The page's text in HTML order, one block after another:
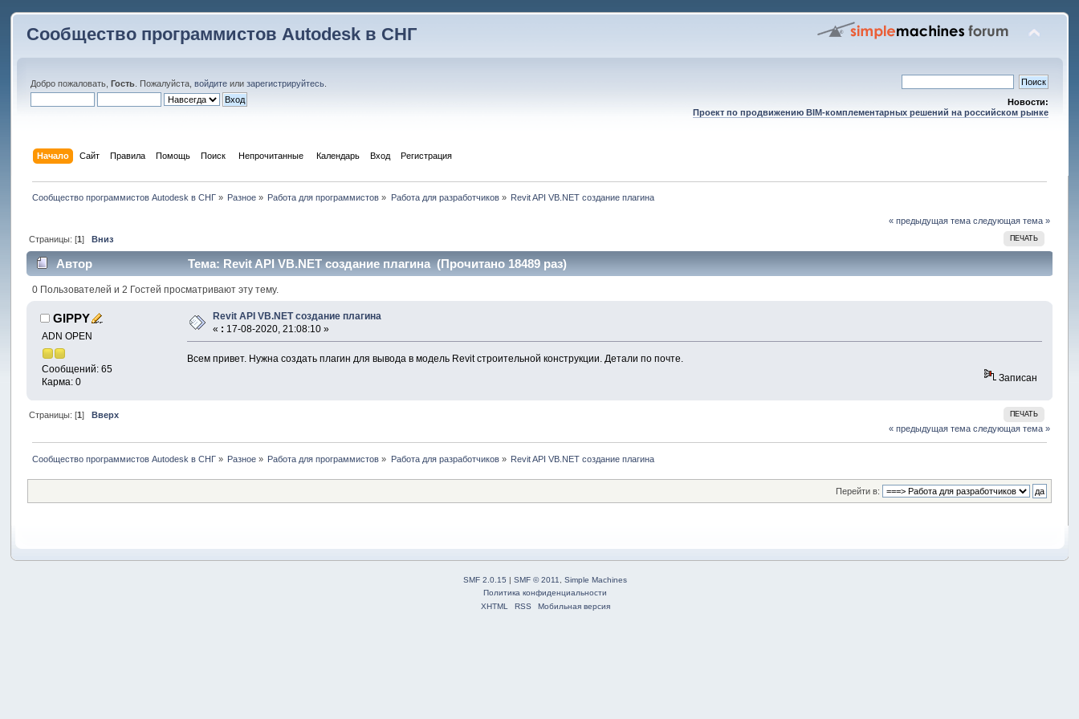
Сообщество программистов Autodesk в СНГ
Добро пожаловать,Гость . Пожалуйста,войдите илизарегистрируйтесь
Новости:
Проект по продвижению BIM-комплементарных решений на российском рынке
Начало Сайт Правила Помощь Поиск Непрочитанные Календарь Вход Регистрация
Сообщество программистов Autodesk в СНГ» Разное » Работа для программистов » Работа для разработчиков» Revit API VB.NET создание плагина
« предыдущая тема следующая тема »
ПЕЧАТЬ
Страницы: [1] Вниз
Автор Тема: Revit API VB.NET создание плагина (Прочитано 18489 раз)
0 Пользователей и 2 Гостей просматривают эту тему.
GIPPY
ADN OPEN
Сообщений: 65
Карма: 0
Revit API VB.NET создание плагина
« : 17-08-2020, 21:08:10 »
Всем привет. Нужна создать плагин для вывода в модель Revit строительной конструкции. Детали по почте.
Записан
ПЕЧАТЬ
Страницы: [1] Вверх
« предыдущая тема следующая тема »
Сообщество программистов Autodesk в СНГ» Разное » Работа для программистов » Работа для разработчиков» Revit API VB.NET создание плагина
Перейти в:
SMF 2.0.15 |SMF © 2011 ,Simple Machines
Политика конфиденциальности
XHTML
RSS Мобильная версия